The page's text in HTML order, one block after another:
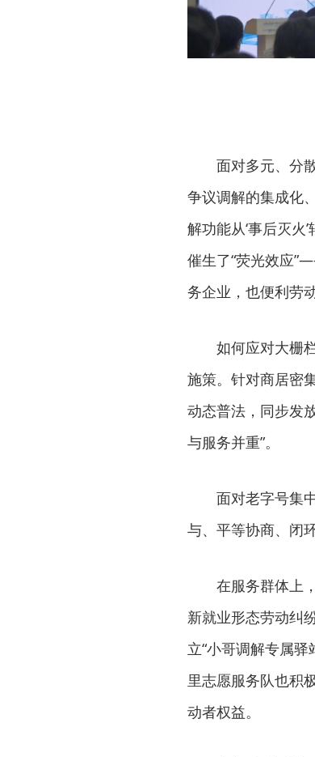
面对多元、分
争议调解的集成化
解功能从‘事后灭火
催生了“荧光效应
务企业，也便利劳
如何应对大栅
施策。针对商居密
动态普法，同步发
与服务并重”。
面对老字号集
与、平等协商、闭
在服务群体上
新就业形态劳动纠
立“小哥调解专属
里志愿服务队也积
动者权益。